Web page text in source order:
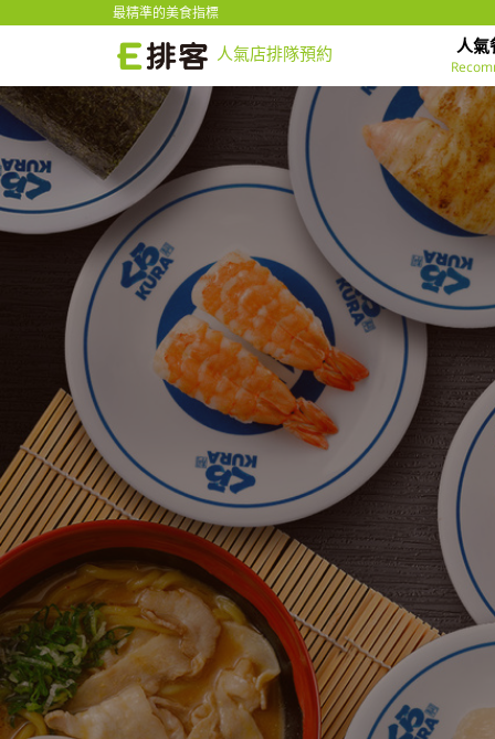
最精準的美食指標
人氣店排隊預約 人氣